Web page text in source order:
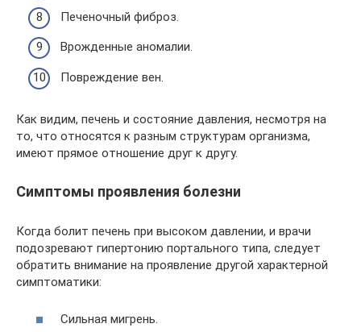
Печеночный фиброз.
Врожденные аномалии.
Повреждение вен.
Как видим, печень и состояние давления, несмотря на
то, что относятся к разным структурам организма,
имеют прямое отношение друг к другу.
Симптомы проявления болезни
Когда болит печень при высоком давлении, и врачи
подозревают гипертонию портального типа, следует
обратить внимание на проявление другой характерной
симптоматики:
Сильная мигрень.